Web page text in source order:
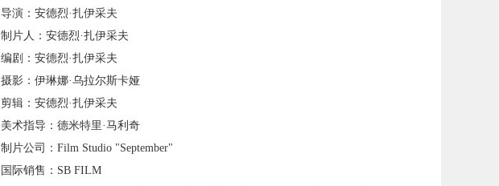
导演：安德烈·扎伊采夫
制片人：安德烈·扎伊采夫
编剧：安德烈·扎伊采夫
摄影：伊琳娜·乌拉尔斯卡娅
剪辑：安德烈·扎伊采夫
美术指导：德米特里·马利奇
制片公司：Film Studio "September"
国际销售：SB FILM